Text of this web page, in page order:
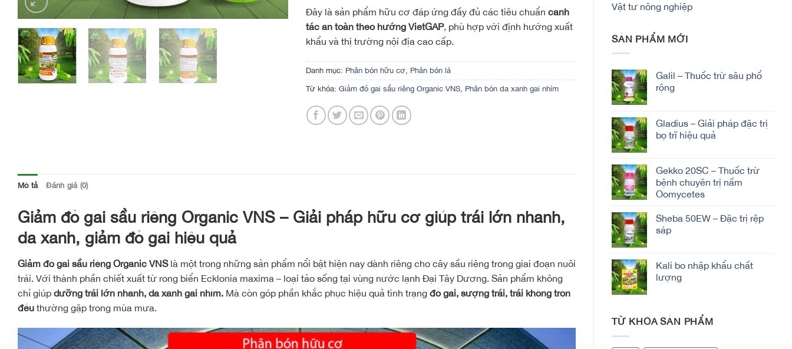
Vật tư nông nghiệp
SẢN PHẨM MỚI
Galil – Thuốc trừ sâu phổ
rộng
Gladius – Giải pháp đặc trị
bọ trĩ hiệu quả
Gekko 20SC – Thuốc trừ
bệnh chuyên trị nấm
Oomycetes
Sheba 50EW – Đặc trị rệp
sáp
Kali bo nhập khẩu chất
lượng
TỪ KHÓA SẢN PHẨM
Đây là sản phẩm hữu cơ đáp ứng đầy đủ các tiêu chuẩn canh
tác an toàn theo hướng VietGAP, phù hợp với định hướng xuất
khẩu và thị trường nội địa cao cấp.
Danh mục: Phân bón hữu cơ, Phân bón lá
Từ khóa: Giảm đỏ gai sầu riêng Organic VNS, Phân bón da xanh gai nhím
Mô tả Đánh giá (0)
Giảm đỏ gai sầu riêng Organic VNS – Giải pháp hữu cơ giúp trái lớn nhanh,
da xanh, giảm đỏ gai hiệu quả
Giảm đỏ gai sầu riêng Organic VNSlà một trong những sản phẩm nổi bật hiện nay dành riêng cho cây sầu riêng trong giai đoạn nuôi
trái. Với thành phần chiết xuất từ rong biển Ecklonia maxima – loại tảo sống tại vùng nước lạnh Đại Tây Dương. Sản phẩm không
chỉ giúp dưỡng trái lớn nhanh, da xanh gai nhím. Mà còn góp phần khắc phục hiệu quả tình trạng đỏ gai, sượng trái, trái không tròn
đều thường gặp trong mùa mưa.